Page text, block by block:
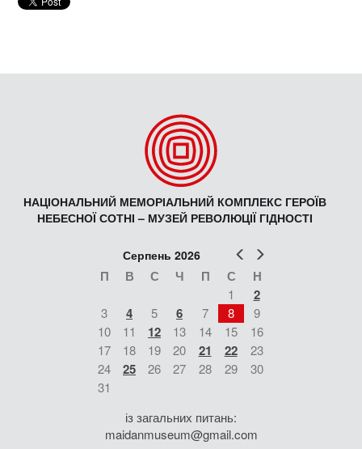
НАЦІОНАЛЬНИЙ МЕМОРІАЛЬНИЙ КОМПЛЕКС ГЕРОЇВ
НЕБЕСНОЇ СОТНІ – МУЗЕЙ РЕВОЛЮЦІЇ ГІДНОСТІ
Попер
Серпень 2026
П В С Ч П С Н
1 2
3 4 5 6 7 8
9
10
11 12 13 14 15
16
17
18 19 20 21 22
23
24
25 26 27 28 29
30
31
із загальних питань:
maidanmuseum@gmail.com